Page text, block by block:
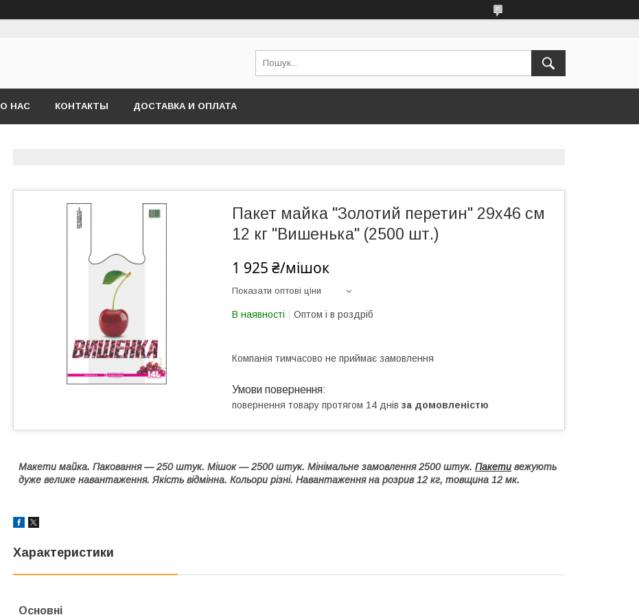
О НАС КОНТАКТЫ ДОСТАВКА И ОПЛАТА
Пакет майка "Золотий перетин" 29х46 см
12 кг "Вишенька" (2500 шт.)
1 925 ₴/мішок
Показати оптові ціни
В наявності Оптом і в роздріб
Компанія тимчасово не приймає замовлення
повернення товару протягом 14 днів за домовленістю
Макети майка. Паковання — 250 штук. Мішок — 2500 штук. Мінімальне замовлення 2500 штук. Пакети вежують
дуже велике навантаження. Якість відмінна. Кольори різні. Навантаження на розрив 12 кг, товщина 12 мк.
Характеристики
Основні